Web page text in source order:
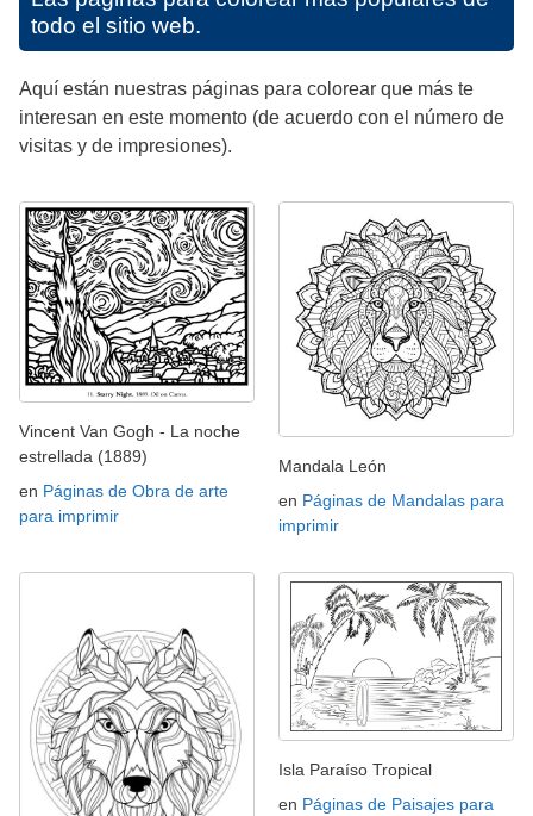
todo el sitio web.
Aquí están nuestras páginas para colorear que más te
interesan en este momento (de acuerdo con el número de
visitas y de impresiones).
Vincent Van Gogh - La noche
estrellada (1889)
en Páginas de Obra de arte
para imprimir
Mandala León
en Páginas de Mandalas para
imprimir
Isla Paraíso Tropical
en Páginas de Paisajes para